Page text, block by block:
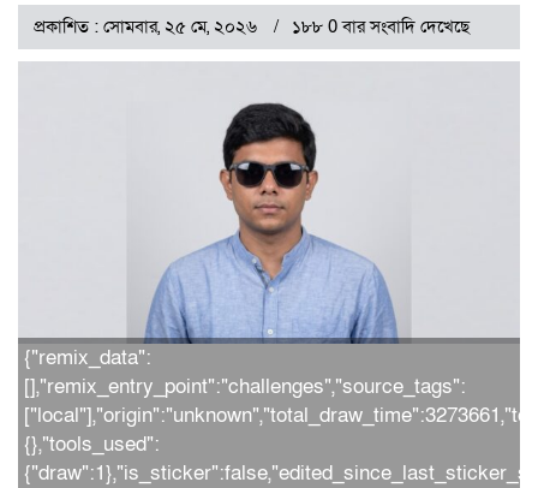
প্রকাশিত : সোমবার, ২৫ মে, ২০২৬ ১৮৮ 0 বার সংবাদি দেখেছে
{"remix_data":
[],"remix_entry_point":"challenges","source_tags":
{},"tools_used":